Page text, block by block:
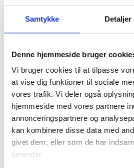
Samtykke Detaljer
Denne hjemmeside bruger
Vi bruger cookies til at tilpasse
at vise dig funktioner til sociale
vores trafik. Vi deler også
hjemmeside med vores partnere
annonceringspartnere og
kan kombinere disse data med
givet dem, eller som de har
tjenester.
når der i en periode
nok?
Hvordan hjælper jeg
medarbejdere bedst
større
Image